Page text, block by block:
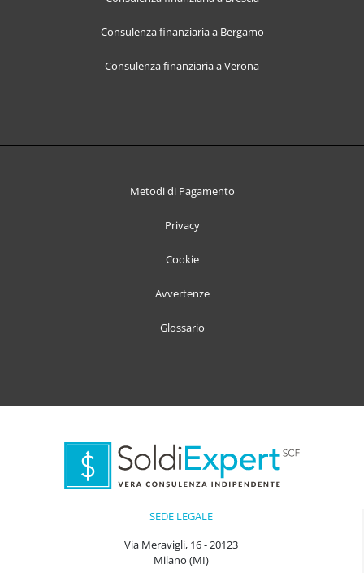
Consulenza finanziaria a Bergamo
Consulenza finanziaria a Verona
Metodi di Pagamento
Privacy
Cookie
Avvertenze
Glossario
SEDE LEGALE
Via Meravigli, 16 - 20123
Milano (MI)